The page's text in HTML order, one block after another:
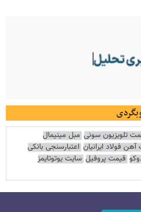
تلویزیون سونی مبل مینیمال
فولاد ایرانیان اعتبارسنجی بانکی
قیمت پروفیل سایت یوتوتایمز